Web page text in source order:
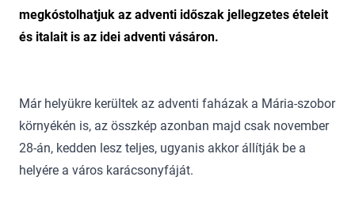
megkóstolhatjuk az adventi időszak jellegzetes ételeit
és italait is az idei adventi vásáron.
Már helyükre kerültek az adventi faházak a Mária-szobor
környékén is, az összkép azonban majd csak november
28-án, kedden lesz teljes, ugyanis akkor állítják be a
helyére a város karácsonyfáját.